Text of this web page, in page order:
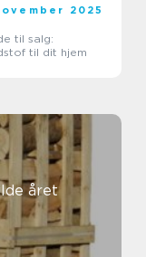
2025
til salg:
til dit hjem
året